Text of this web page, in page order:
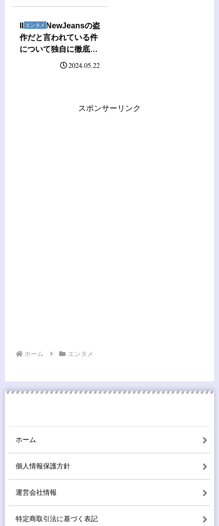
エンタメ
ILLITがNewJeansの盗
作だと言われている件
について独自に徹底検
2024.05.22
スポンサーリンク
ホーム エンタメ
ホーム
個人情報保護方針
運営会社情報
特定商取引法に基づく表記